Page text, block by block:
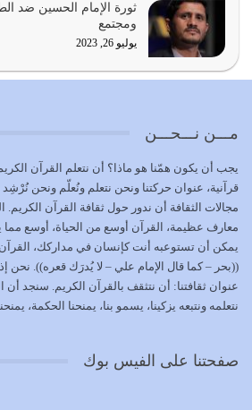
يشاء ويذل من يشاء
يوليو 21, 2026
{إِنَّ الدِّينَ عِنْدَ اللَّهِ الْإسْلامُ} الدين
تتحقق الحقوق للجميع
يوليو 18, 2026
بعض صفات المتقين {الصَّابِرِينَ
وَالْمُنْفِقِينَ…
يوليو 17, 2026
الاعتصام بحبل الله أمر إلهي
يوليو 16, 2026
ثورة الإمام الحسين ضد
ومجتمع
يوليو 26, 2023
مـــن نـــحـــن
يجب أن يكون همّنا هو ماذا؟ أن نتعلم القرآن الكريم،
قرآنية، عنوان حركتنا ونحن نتعلم ونُعلّم ونحن
مجالات الثقافة أن ندور حول ثقافة القرآن الكريم.
معارف عظيمة، القرآن أوسع من الحياة، أوسع
يمكن أن تستوعبه أنت كإنسان في مداركك،
((بحر – كما قال الإمام علي – لا يُدرَك قعره)). نحن
عنوان ثقافتنا: أن نتثقف بالقرآن الكريم. سنجد أن
نتعلمه ونتبعه يزكينا، يسمو بنا، يمنحنا الحكمة،
بمستوى أن نثقف الآخرين بالقرآن الكريم، وأن
صفحتنا على الفيس بوك